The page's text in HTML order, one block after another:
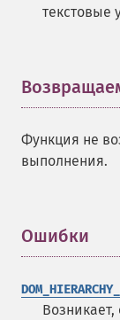
текстовые
Функция не
выполнения.
Ошибки
Возникает,